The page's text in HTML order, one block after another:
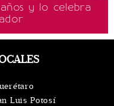
y lo celebra
Luis Potosí